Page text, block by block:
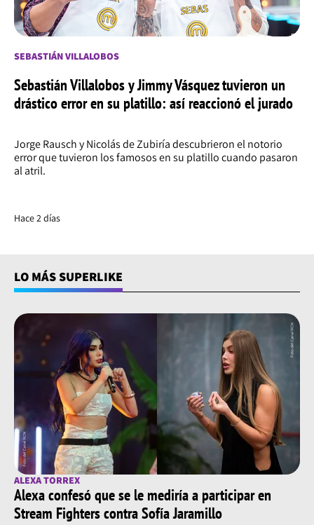
SEBASTIÁN VILLALOBOS
Sebastián Villalobos y Jimmy Vásquez tuvieron un
drástico error en su platillo: así reaccionó el jurado
Jorge Rausch y Nicolás de Zubiría descubrieron el notorio
error que tuvieron los famosos en su platillo cuando pasaron
al atril.
Hace 2 días
LO MÁS SUPERLIKE
ALEXA TORREX
Alexa confesó que se le mediría a participar en
Stream Fighters contra Sofía Jaramillo